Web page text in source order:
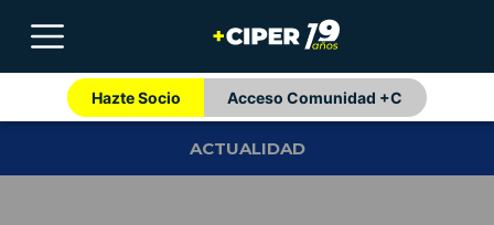
Hazte Socio Acceso Comunidad +C
ACTUALIDAD